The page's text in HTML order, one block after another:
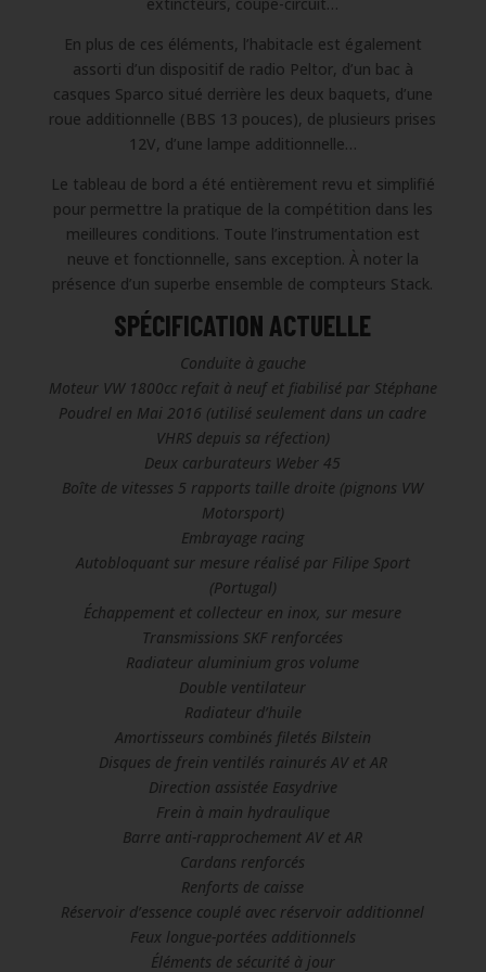
En plus de ces éléments, l’habitacle est également
assorti d’un dispositif de radio Peltor, d’un bac à
casques Sparco situé derrière les deux baquets, d’une
roue additionnelle (BBS 13 pouces), de plusieurs prises
12V, d’une lampe additionnelle…
Le tableau de bord a été entièrement revu et simplifié
pour permettre la pratique de la compétition dans les
meilleures conditions. Toute l’instrumentation est
neuve et fonctionnelle, sans exception. À noter la
présence d’un superbe ensemble de compteurs Stack.
SPÉCIFICATION ACTUELLE
Conduite à gauche
Moteur VW 1800cc refait à neuf et fiabilisé par Stéphane
Poudrel en Mai 2016 (utilisé seulement dans un cadre
VHRS depuis sa réfection)
Deux carburateurs Weber 45
Boîte de vitesses 5 rapports taille droite (pignons VW
Motorsport)
Embrayage racing
Autobloquant sur mesure réalisé par Filipe Sport
(Portugal)
Échappement et collecteur en inox, sur mesure
Transmissions SKF renforcées
Radiateur aluminium gros volume
Double ventilateur
Radiateur d’huile
Amortisseurs combinés filetés Bilstein
Disques de frein ventilés rainurés AV et AR
Direction assistée Easydrive
Frein à main hydraulique
Barre anti-rapprochement AV et AR
Cardans renforcés
Renforts de caisse
Réservoir d’essence couplé avec réservoir additionnel
Feux longue-portées additionnels
Éléments de sécurité à jour